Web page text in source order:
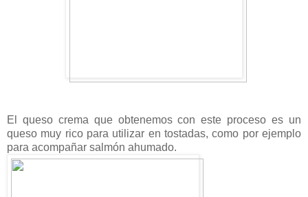
El queso crema que obtenemos con este proceso es un
queso muy rico para utilizar en tostadas, como por ejemplo
para acompañar salmón ahumado.